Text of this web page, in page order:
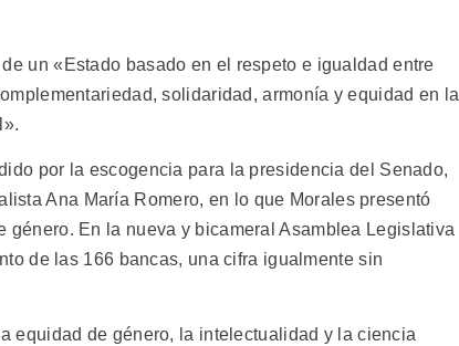
un «Estado basado en el respeto e igualdad entre
solidaridad, armonía y equidad en la
por la escogencia para la presidencia del Senado,
Ana María Romero, en lo que Morales presentó
género. En la nueva y bicameral Asamblea Legislativa
de las 166 bancas, una cifra igualmente sin
equidad de género, la intelectualidad y la ciencia